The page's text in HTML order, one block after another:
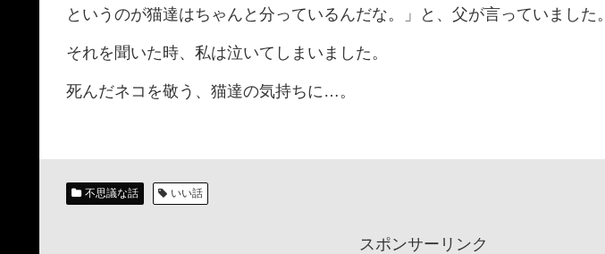
というのが猫達はちゃんと分っているんだな。」と、父が言っていました。
それを聞いた時、私は泣いてしまいました。
死んだネコを敬う、猫達の気持ちに…。
不思議な話 いい話
スポンサーリンク